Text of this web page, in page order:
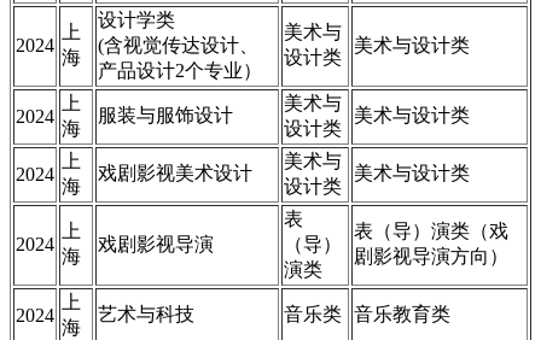
2024
上
海
设计学类
(含视觉传达设计、
产品设计2个专业）
美术与
设计类
美术与设计类
2024
上
海
服装与服饰设计
美术与
设计类
美术与设计类
2024
上
海
戏剧影视美术设计
美术与
设计类
美术与设计类
2024
上
海
戏剧影视导演
表
（导）
演类
表（导）演类（戏
剧影视导演方向）
2024
上
海
艺术与科技 音乐类 音乐教育类